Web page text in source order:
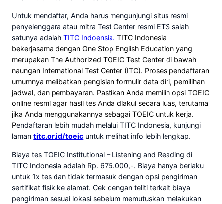
Untuk mendaftar, Anda harus mengunjungi situs resmi
penyelenggara atau mitra Test Center resmi ETS salah
satunya adalahTITC Indoensia. TITC Indonesia
bekerjasama denganOne Stop English Educationyang
merupakan The Authorized TOEIC Test Center di bawah
naungan International Test Center (ITC). Proses pendaftaran
umumnya melibatkan pengisian formulir data diri, pemilihan
jadwal, dan pembayaran. Pastikan Anda memilih opsi TOEIC
online resmi agar hasil tes Anda diakui secara luas, terutama
jika Anda menggunakannya sebagai TOEIC untuk kerja.
Pendaftaran lebih mudah melalui TITC Indonesia, kunjungi
lamantitc.or.id/toeic untuk melihat info lebih lengkap.
Biaya tes TOEIC Institutional – Listening and Reading di
TITC Indonesia adalah Rp. 675.000,-. Biaya hanya berlaku
untuk 1x tes dan tidak termasuk dengan opsi pengiriman
sertifikat fisik ke alamat. Cek dengan teliti terkait biaya
pengiriman sesuai lokasi sebelum memutuskan melakukan